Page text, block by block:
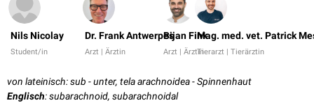
Nils Nicolay
Student/in
Dr. Frank Antwerpes
Arzt | Ärztin
Bijan Fink
Arzt | Ärztin
Mag. med. vet. Patrick
Tierarzt | Tierärztin
von lateinisch: sub - unter, tela arachnoidea - Spinnenhaut
Englisch: subarachnoid, subarachnoidal